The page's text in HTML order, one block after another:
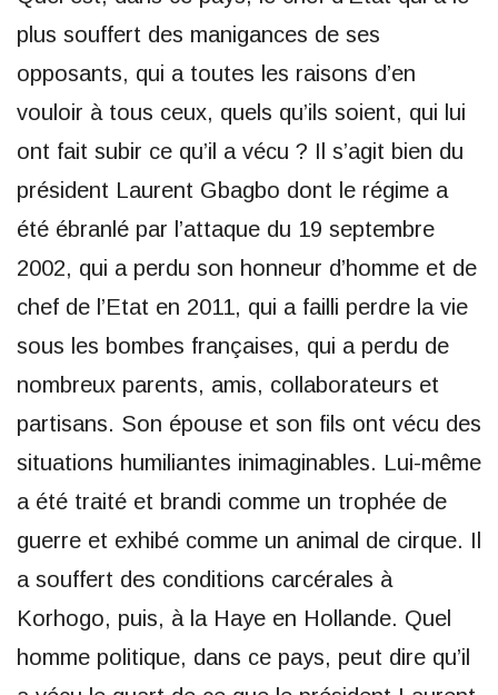
plus souffert des manigances de ses
opposants, qui a toutes les raisons d’en
vouloir à tous ceux, quels qu’ils soient, qui lui
ont fait subir ce qu’il a vécu ? Il s’agit bien du
président Laurent Gbagbo dont le régime a
été ébranlé par l’attaque du 19 septembre
2002, qui a perdu son honneur d’homme et de
chef de l’Etat en 2011, qui a failli perdre la vie
sous les bombes françaises, qui a perdu de
nombreux parents, amis, collaborateurs et
partisans. Son épouse et son fils ont vécu des
situations humiliantes inimaginables. Lui-même
a été traité et brandi comme un trophée de
guerre et exhibé comme un animal de cirque. Il
a souffert des conditions carcérales à
Korhogo, puis, à la Haye en Hollande. Quel
homme politique, dans ce pays, peut dire qu’il